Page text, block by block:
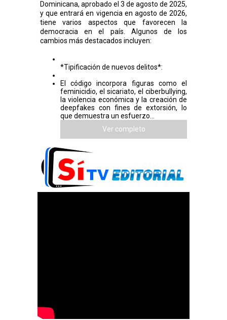
Dominicana, aprobado el 3 de agosto de 2025,
y que entrará en vigencia en agosto de 2026,
tiene varios aspectos que favorecen la
democracia en el país. Algunos de los
cambios más destacados incluyen:
*Tipificación de nuevos delitos*:
El código incorpora figuras como el
feminicidio, el sicariato, el ciberbullying,
la violencia económica y la creación de
deepfakes con fines de extorsión, lo
que demuestra un esfuerzo...
Ver completo